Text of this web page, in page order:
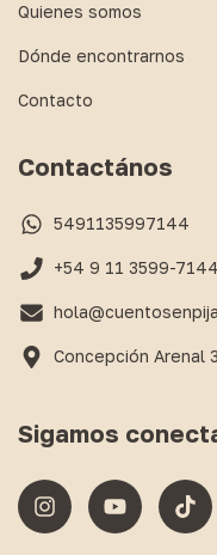
Quienes somos
Dónde encontrarnos
Contacto
Contactános
5491135997144
+54 9 11 3599-7144
Concepción Arenal
Sigamos